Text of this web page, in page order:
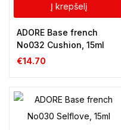
Į krepšelį
ADORE Base french
No032 Cushion, 15ml
€14.70